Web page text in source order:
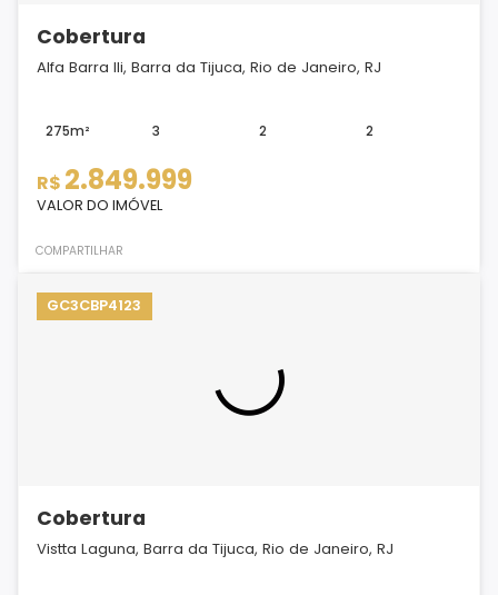
Cobertura
Alfa Barra IIi, Barra da Tijuca, Rio de Janeiro, RJ
275m² 3 2 2
R$ 2.849.999
VALOR DO IMÓVEL
COMPARTILHAR
GC3CBP4123
Cobertura
Vistta Laguna, Barra da Tijuca, Rio de Janeiro, RJ